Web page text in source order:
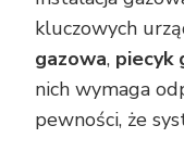
kluczowych
gazowa, piecyk
nich wymaga
pewności, że